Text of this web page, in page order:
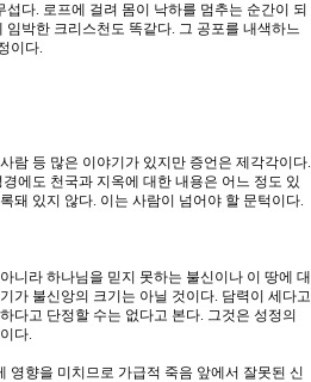
다. 로프에 걸려 몸이 낙하를 멈추는 순간이 되
박한 크리스천도 똑같다. 그 공포를 내색하느
이다.
람 등 많은 이야기가 있지만 증언은 제각각이다.
에도 천국과 지옥에 대한 내용은 어느 정도 있
돼 있지 않다. 이는 사람이 넘어야 할 문턱이다.
니라 하나님을 믿지 못하는 불신이나 이 땅에 대
가 불신앙의 크기는 아닐 것이다. 담력이 세다고
다고 단정할 수는 없다고 본다. 그것은 성정의
다.
영향을 미치므로 가급적 죽음 앞에서 잘못된 신